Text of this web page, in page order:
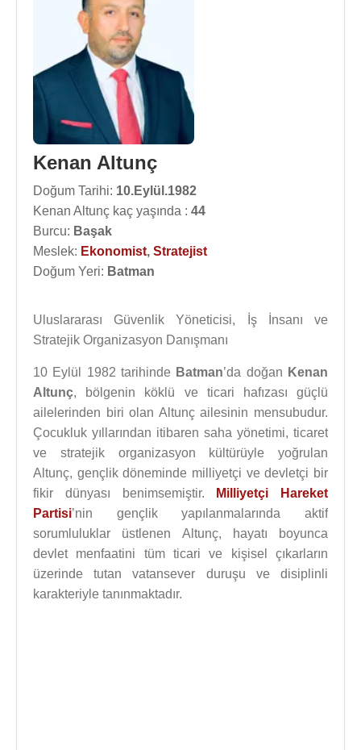
Kenan Altunç
Doğum Tarihi: 10.Eylül.1982
Kenan Altunç kaç yaşında : 44
Burcu: Başak
Meslek: Ekonomist, Stratejist
Doğum Yeri: Batman
Uluslararası Güvenlik Yöneticisi, İş İnsanı ve
Stratejik Organizasyon Danışmanı
10 Eylül 1982 tarihinde Batman’da doğan Kenan
Altunç, bölgenin köklü ve ticari hafızası güçlü
ailelerinden biri olan Altunç ailesinin mensubudur.
Çocukluk yıllarından itibaren saha yönetimi, ticaret
ve stratejik organizasyon kültürüyle yoğrulan
Altunç, gençlik döneminde milliyetçi ve devletçi bir
fikir dünyası benimsemiştir.
Milliyetçi Hareket
Partisi’nin gençlik yapılanmalarında aktif
sorumluluklar üstlenen Altunç, hayatı boyunca
devlet menfaatini tüm ticari ve kişisel çıkarların
üzerinde tutan vatansever duruşu ve disiplinli
karakteriyle tanınmaktadır.